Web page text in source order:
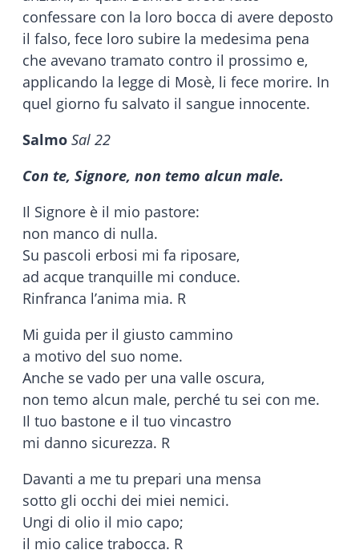
confessare con la loro bocca di avere deposto
il falso, fece loro subire la medesima pena
che avevano tramato contro il prossimo e,
applicando la legge di Mosè, li fece morire. In
quel giorno fu salvato il sangue innocente.
Salmo Sal 22
Con te, Signore, non temo alcun male.
Il Signore è il mio pastore:
non manco di nulla.
Su pascoli erbosi mi fa riposare,
ad acque tranquille mi conduce.
Rinfranca l’anima mia. R
Mi guida per il giusto cammino
a motivo del suo nome.
Anche se vado per una valle oscura,
non temo alcun male, perché tu sei con me.
Il tuo bastone e il tuo vincastro
mi danno sicurezza. R
Davanti a me tu prepari una mensa
sotto gli occhi dei miei nemici.
Ungi di olio il mio capo;
il mio calice trabocca. R